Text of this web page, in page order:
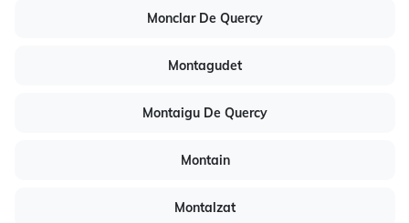
Monclar De Quercy
Montagudet
Montaigu De Quercy
Montain
Montalzat